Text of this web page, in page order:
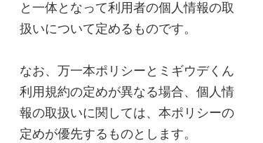
と一体となって利用者の個人情報の取
扱いについて定めるものです。
なお、万一本ポリシーとミギウデくん
利用規約の定めが異なる場合、個人情
報の取扱いに関しては、本ポリシーの
定めが優先するものとします。